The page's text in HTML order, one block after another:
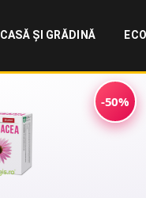
CASĂ ȘI GRĂDINĂ
-50%